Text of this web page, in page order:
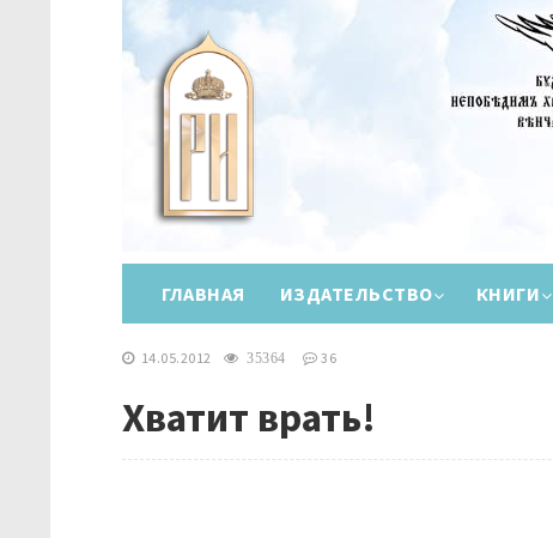
ГЛАВНАЯ ИЗДАТЕЛЬСТВО КНИГИ
14.05.2012 35364 36
Хватит врать!